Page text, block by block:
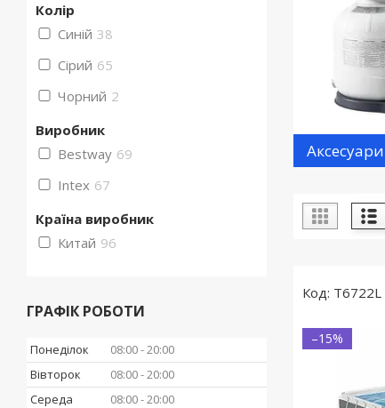
T6722L
–15%
Колір
Синій 38
Сірий 65
Чорний 2
Виробник
Bestway 69
Intex 67
Країна виробник
Китай 96
ГРАФІК РОБОТИ
Понеділок 08:00 20:00
Вівторок
08:00 20:00
Середа
08:00 20:00